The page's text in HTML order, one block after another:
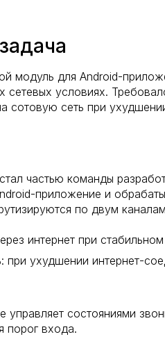
модуль для Android-
сетевых условиях.
сотовую сеть при
частью команды
приложение и
по двум
интернет при
при ухудшении интернет-
управляет состояниями
порог входа.